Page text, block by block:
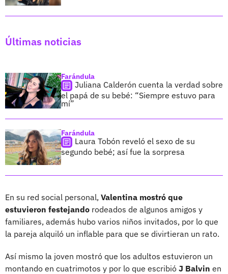
Últimas noticias
Farándula
Juliana Calderón cuenta la verdad sobre
el papá de su bebé: “Siempre estuvo para
mí”
Farándula
Laura Tobón reveló el sexo de su
segundo bebé; así fue la sorpresa
En su red social personal, Valentina mostró que
estuvieron festejando rodeados de algunos amigos y
familiares, además hubo varios niños invitados, por lo que
la pareja alquiló un inflable para que se divirtieran un rato.
Así mismo la joven mostró que los adultos estuvieron un
montando en cuatrimotos y por lo que escribió J Balvin en